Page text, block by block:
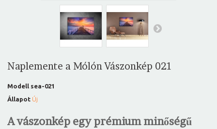
Naplemente a Mólón Vászonkép 021
Modell sea-021
Állapot Új
A vászonkép egy prémium minőségű